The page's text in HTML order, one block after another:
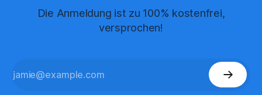
Die Anmeldung ist zu 100% kostenfrei,
versprochen!